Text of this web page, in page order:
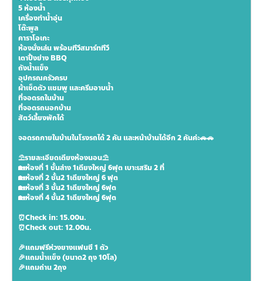
5 ห้องน้ำ
เครื่องทำน้ำอุ่น
โต๊ะพูล
คาราโอเกะ
ห้องนั่งเล่น พร้อมทีวีสมาร์ททีวี
เตาปิ้งย่าง BBQ
ถังน้ำแข็ง
อุปกรณครัวครบ
ผ้าเช็ดตัว แชมพู และครีมอาบน้ำ
ที่จอดรถในบ้าน
ที่จอดรถนอกบ้าน
สัตว์เลี้ยงพักได้
จอดรถภายในบ้านในโรงรถได้ 2 คัน และหน้าบ้านได้อีก 2 คันค่ะ🚗🚗
⛱รายละเอียดเตียงห้องนอน⛱
🏡ห้องที่ 1 ชั้นล่าง 1เตียงใหญ่ 6ฟุต เบาะเสริม 2 ที่
🏡ห้องที่ 2 ชั้น2 1เตียงใหญ่ 6 ฟุต
🏡ห้องที่ 3 ชั้น2 1เตียงใหญ่ 6ฟุต
🏡ห้องที่ 4 ชั้น2 1เตียงใหญ่ 6ฟุต
⏰Check in: 15.00น.
⏰Check out: 12.00น.
🎉แถมฟรีห่วงยางแฟนซี 1 ตัว
🎉แถมน้ำแข็ง (ขนาด2 ถุง 10โล)
🎉แถมถ่าน 2ถุง